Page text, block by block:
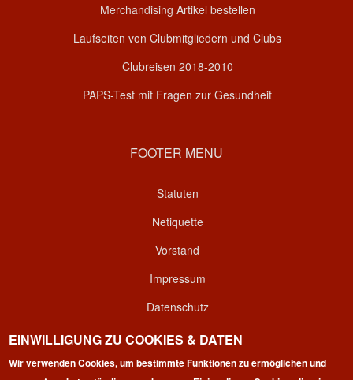
Merchandising Artikel bestellen
Laufseiten von Clubmitgliedern und Clubs
Clubreisen 2018-2010
PAPS-Test mit Fragen zur Gesundheit
FOOTER MENU
Statuten
Netiquette
Vorstand
Impressum
Datenschutz
Kontakt
Login
EINWILLIGUNG ZU COOKIES & DATEN
Wir verwenden Cookies, um bestimmte Funktionen zu ermöglichen und